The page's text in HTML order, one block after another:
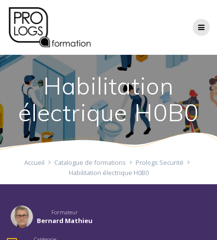
Habilitation
électrique H0B0
Accueil Catalogue de formations
Prologs Securité
Habilitation électrique H0B0
Formateur
Bernard Mathieu